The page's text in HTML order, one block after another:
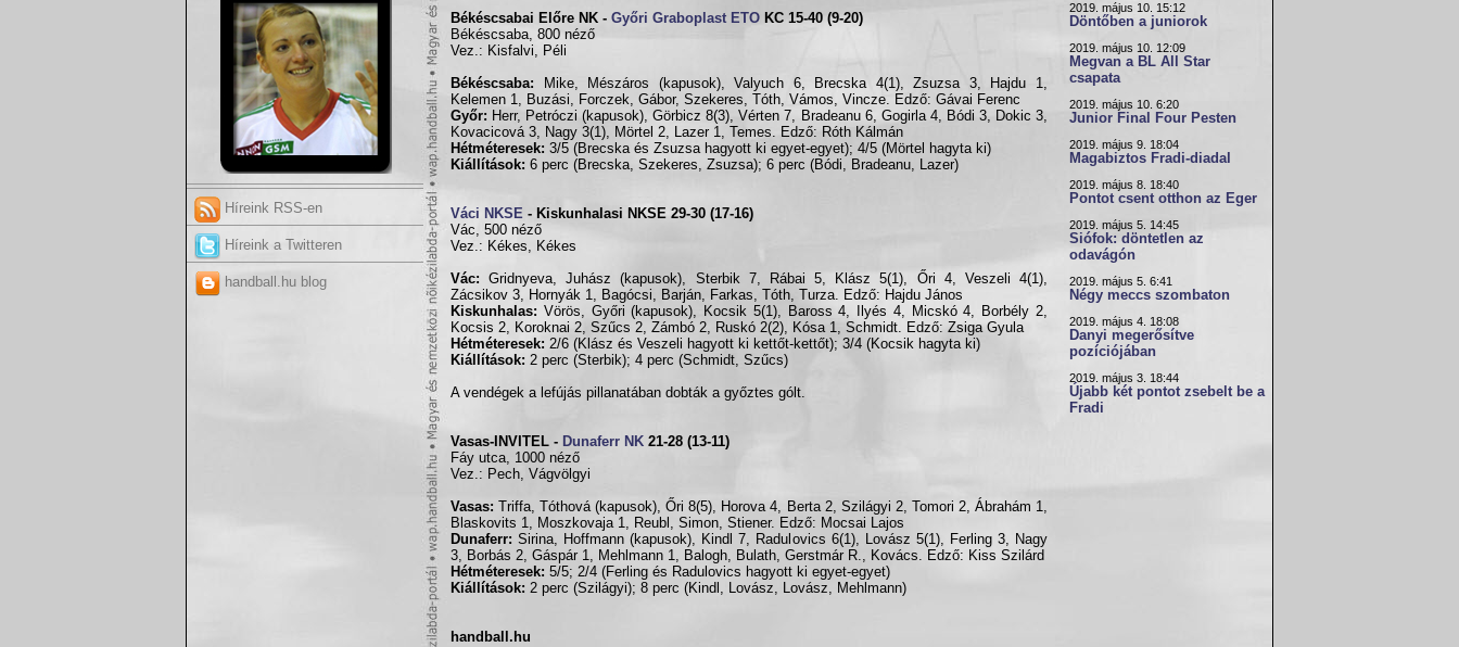
Híreink RSS-en
Híreink a Twitteren
handball.hu blog
Békéscsabai Előre NK - Győri Graboplast ETO KC 15-40 (9-20)
Békéscsaba, 800 néző
Vez.: Kisfalvi, Péli
Békéscsaba: Mike, Mészáros (kapusok), Valyuch 6, Brecska 4(1), Zsuzsa 3, Hajdu 1,
Kelemen 1, Buzási, Forczek, Gábor, Szekeres, Tóth, Vámos, Vincze. Edző: Gávai Ferenc
Győr: Herr, Petróczi (kapusok), Görbicz 8(3), Vérten 7, Bradeanu 6, Gogirla 4, Bódi 3, Dokic 3,
Kovacicová 3, Nagy 3(1), Mörtel 2, Lazer 1, Temes. Edző: Róth Kálmán
Hétméteresek: 3/5 (Brecska és Zsuzsa hagyott ki egyet-egyet); 4/5 (Mörtel hagyta ki)
Kiállítások: 6 perc (Brecska, Szekeres, Zsuzsa); 6 perc (Bódi, Bradeanu, Lazer)
Váci NKSE - Kiskunhalasi NKSE 29-30 (17-16)
Vác, 500 néző
Vez.: Kékes, Kékes
Vác: Gridnyeva, Juhász (kapusok), Sterbik 7, Rábai 5, Klász 5(1), Őri 4, Veszeli 4(1),
Zácsikov 3, Hornyák 1, Bagócsi, Barján, Farkas, Tóth, Turza. Edző: Hajdu János
Kiskunhalas: Vörös, Győri (kapusok), Kocsik 5(1), Baross 4, Ilyés 4, Micskó 4, Borbély 2,
Kocsis 2, Koroknai 2, Szűcs 2, Zámbó 2, Ruskó 2(2), Kósa 1, Schmidt. Edző: Zsiga Gyula
Hétméteresek: 2/6 (Klász és Veszeli hagyott ki kettőt-kettőt); 3/4 (Kocsik hagyta ki)
Kiállítások: 2 perc (Sterbik); 4 perc (Schmidt, Szűcs)
A vendégek a lefújás pillanatában dobták a győztes gólt.
Vasas-INVITEL - Dunaferr NK 21-28 (13-11)
Fáy utca, 1000 néző
Vez.: Pech, Vágvölgyi
Vasas: Triffa, Tóthová (kapusok), Őri 8(5), Horova 4, Berta 2, Szilágyi 2, Tomori 2, Ábrahám 1,
Blaskovits 1, Moszkovaja 1, Reubl, Simon, Stiener. Edző: Mocsai Lajos
Dunaferr: Sirina, Hoffmann (kapusok), Kindl 7, Radulovics 6(1), Lovász 5(1), Ferling 3, Nagy
3, Borbás 2, Gáspár 1, Mehlmann 1, Balogh, Bulath, Gerstmár R., Kovács. Edző: Kiss Szilárd
Hétméteresek: 5/5; 2/4 (Ferling és Radulovics hagyott ki egyet-egyet)
Kiállítások: 2 perc (Szilágyi); 8 perc (Kindl, Lovász, Lovász, Mehlmann)
handball.hu
2019. május 10. 15:12
Döntőben a juniorok
2019. május 10. 12:09
Megvan a BL All Star
csapata
2019. május 10. 6:20
Junior Final Four Pesten
2019. május 9. 18:04
Magabiztos Fradi-diadal
2019. május 8. 18:40
Pontot csent otthon az Eger
2019. május 5. 14:45
Siófok: döntetlen az
odavágón
2019. május 5. 6:41
Négy meccs szombaton
2019. május 4. 18:08
Danyi megerősítve
pozíciójában
2019. május 3. 18:44
Újabb két pontot zsebelt be a
Fradi